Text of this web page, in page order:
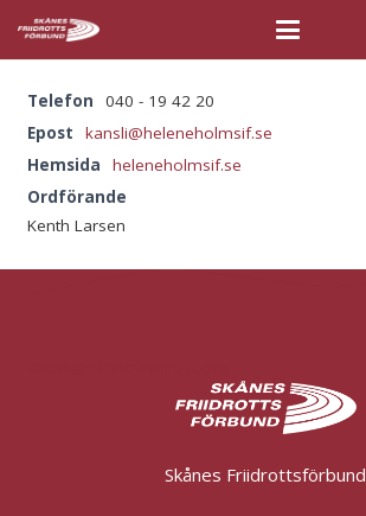
Telefon
040 - 19 42 20
Epost
kansli@heleneholmsif.se
Hemsida
heleneholmsif.se
Ordförande
Kenth Larsen
Skånes Friidrottsförbund